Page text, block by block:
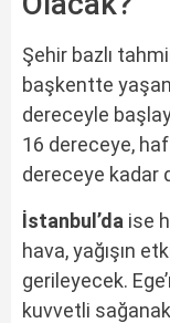
Şehir bazlı
başkentte
dereceyle
16 dereceye,
dereceye kadar
İstanbul’da ise
hava, yağışın
gerileyecek.
kuvvetli